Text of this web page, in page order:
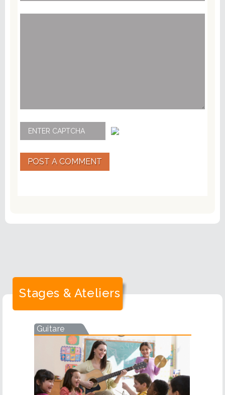
POST A COMMENT
Stages & Ateliers
Guitare